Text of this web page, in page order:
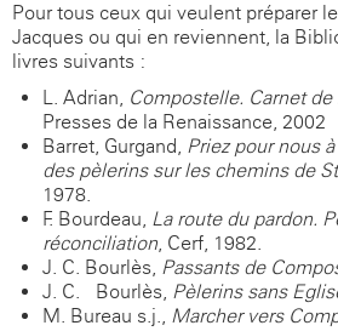
Pour tous ceux qui veulent préparer
Jacques ou qui en reviennent, la
livres suivants :
L. Adrian, Compostelle. Carnet
Presses de la Renaissance, 2002
Barret, Gurgand, Priez pour nous
des pèlerins sur les chemins de
1978.
F. Bourdeau, La route du pardon.
réconciliation, Cerf, 1982.
J. C. Bourlès, Passants de
J. C. Bourlès, Pèlerins sans
M. Bureau s.j., Marcher vers